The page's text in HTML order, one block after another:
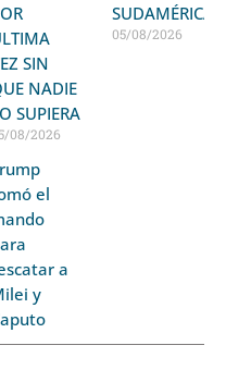
SIN
NADIE
SUPIERA
08/2026
SUDAMÉRICA
05/08/2026
el
a
y